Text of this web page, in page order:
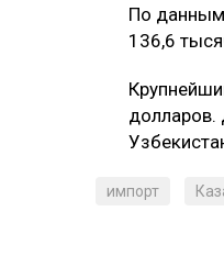
По данным
136,6
долларов.
импорт